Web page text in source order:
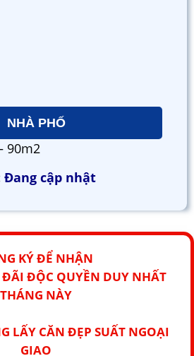
NHÀ PHỐ
90m2
Đang cập nhật
KÝ ĐỂ NHẬN
ĐỘC QUYỀN DUY NHẤT
THÁNG NÀY
LẤY CĂN ĐẸP SUẤT NGOẠI
GIAO